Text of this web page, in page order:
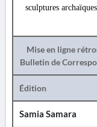
sculptures
Mise en ligne
Bulletin de
Édition
Samia Samara